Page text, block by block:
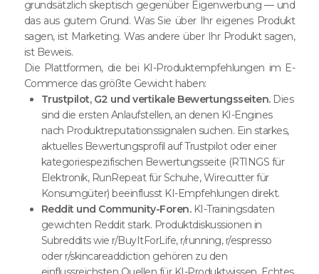
grundsätzlich skeptisch gegenüber Eigenwerbung — und
das aus gutem Grund. Was Sie über Ihr eigenes Produkt
sagen, ist Marketing. Was andere über Ihr Produkt sagen,
ist Beweis.
Die Plattformen, die bei KI-Produktempfehlungen im E-
Commerce das größte Gewicht haben:
Trustpilot, G2 und vertikale Bewertungsseiten.Dies
sind die ersten Anlaufstellen, an denen KI-Engines
nach Produktreputationssignalen suchen. Ein starkes,
aktuelles Bewertungsprofil auf Trustpilot oder einer
kategoriespezifischen Bewertungsseite (RTINGS für
Elektronik, RunRepeat für Schuhe, Wirecutter für
Konsumgüter) beeinflusst KI-Empfehlungen direkt.
Reddit und Community-Foren.KI-Trainingsdaten
gewichten Reddit stark. Produktdiskussionen in
Subreddits wie r/BuyItForLife, r/running, r/espresso
oder r/skincareaddiction gehören zu den